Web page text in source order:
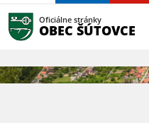
Oficiálne stránky
OBEC ŠÚTOVCE